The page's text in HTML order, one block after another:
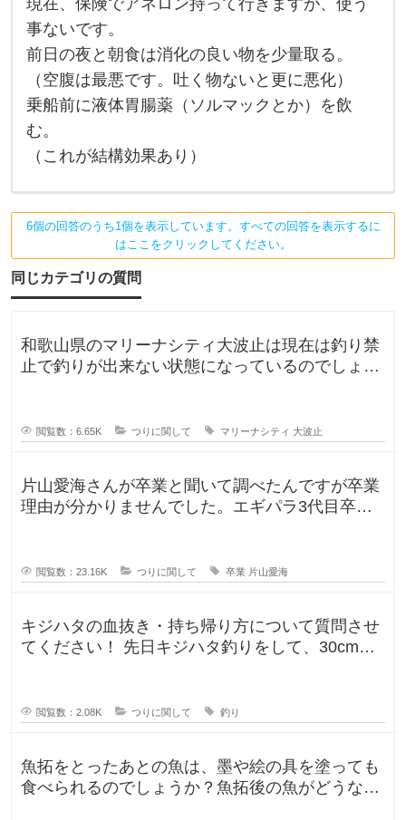
親
と
遊
漁
船
に
乗
り
ま
し
た
。
い
酔
事ないです。
前日の夜と朝食は消化の良い物を少量取る。
（空腹は最悪です。吐く物ないと更に悪化）
乗船前に液体胃腸薬（ソルマックとか）を飲
む。
（これが結構効果あり）
6個の回答のうち1個を表示しています。すべての回答を表示するに
はここをクリックしてください。
同じカテゴリの質問
和歌山県のマリーナシティ大波止は現在は釣り禁
止で釣りが出来ない状態になっているのでしょう
閲覧数：6.65K つりに関して マリーナシティ 大波止
片山愛海さんが卒業と聞いて調べたんですが卒業
理由が分かりませんでした。エギパラ3代目卒業
閲覧数：23.16K つりに関して 卒業 片山愛海
キジハタの血抜き・持ち帰り方について質問させ
てください！ 先日キジハタ釣りをして、30cm台
閲覧数：2.08K つりに関して 釣り
魚拓をとったあとの魚は、墨や絵の具を塗っても
食べられるのでしょうか？魚拓後の魚がどうなる